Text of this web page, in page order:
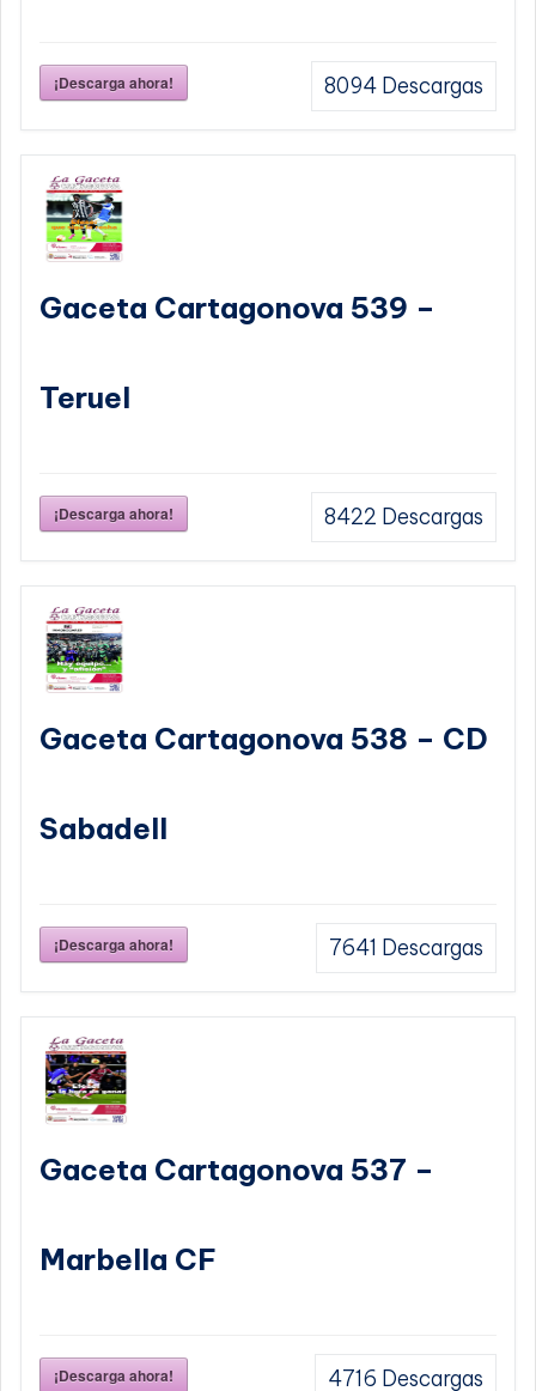
¡Descarga ahora! 8094 Descargas
Gaceta Cartagonova 539 –
Teruel
¡Descarga ahora! 8422 Descargas
Gaceta Cartagonova 538 – CD
Sabadell
¡Descarga ahora! 7641 Descargas
Gaceta Cartagonova 537 –
Marbella CF
¡Descarga ahora! 4716 Descargas